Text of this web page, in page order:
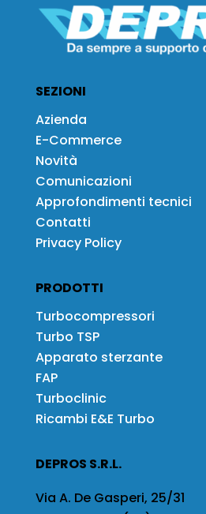
SEZIONI
Azienda
E-Commerce
Novità
Comunicazioni
Approfondimenti tecnici
Contatti
Privacy Policy
PRODOTTI
Turbocompressori
Turbo TSP
Apparato sterzante
FAP
Turboclinic
Ricambi E&E Turbo
DEPROS S.R.L.
Via A. De Gasperi, 25/31